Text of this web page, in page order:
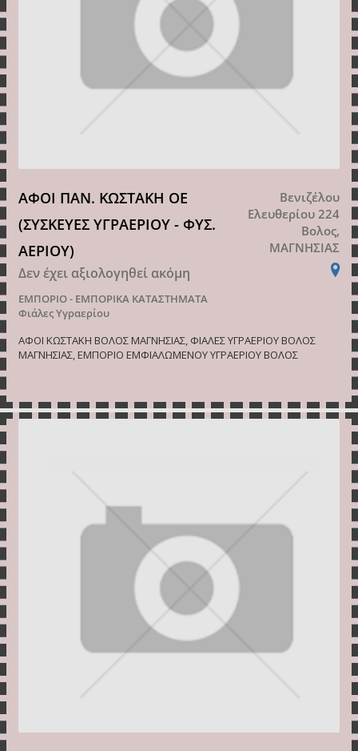
ΑΦΟΙ ΠΑΝ. ΚΩΣΤΑΚΗ ΟΕ
(ΣΥΣΚΕΥΕΣ ΥΓΡΑΕΡΙΟΥ - ΦΥΣ.
ΑΕΡΙΟΥ)
Δεν έχει αξιολογηθεί ακόμη
ΕΜΠΟΡΙΟ - ΕΜΠΟΡΙΚΑ ΚΑΤΑΣΤΗΜΑΤΑ
Φιάλες Υγραερίου
Βενιζέλου
Ελευθερίου 224
Βολος,
ΜΑΓΝΗΣΙΑΣ
ΑΦΟΙ ΚΩΣΤΑΚΗ ΒΟΛΟΣ ΜΑΓΝΗΣΙΑΣ, ΦΙΑΛΕΣ ΥΓΡΑΕΡΙΟΥ ΒΟΛΟΣ
ΜΑΓΝΗΣΙΑΣ, ΕΜΠΟΡΙΟ ΕΜΦΙΑΛΩΜΕΝΟΥ ΥΓΡΑΕΡΙΟΥ ΒΟΛΟΣ